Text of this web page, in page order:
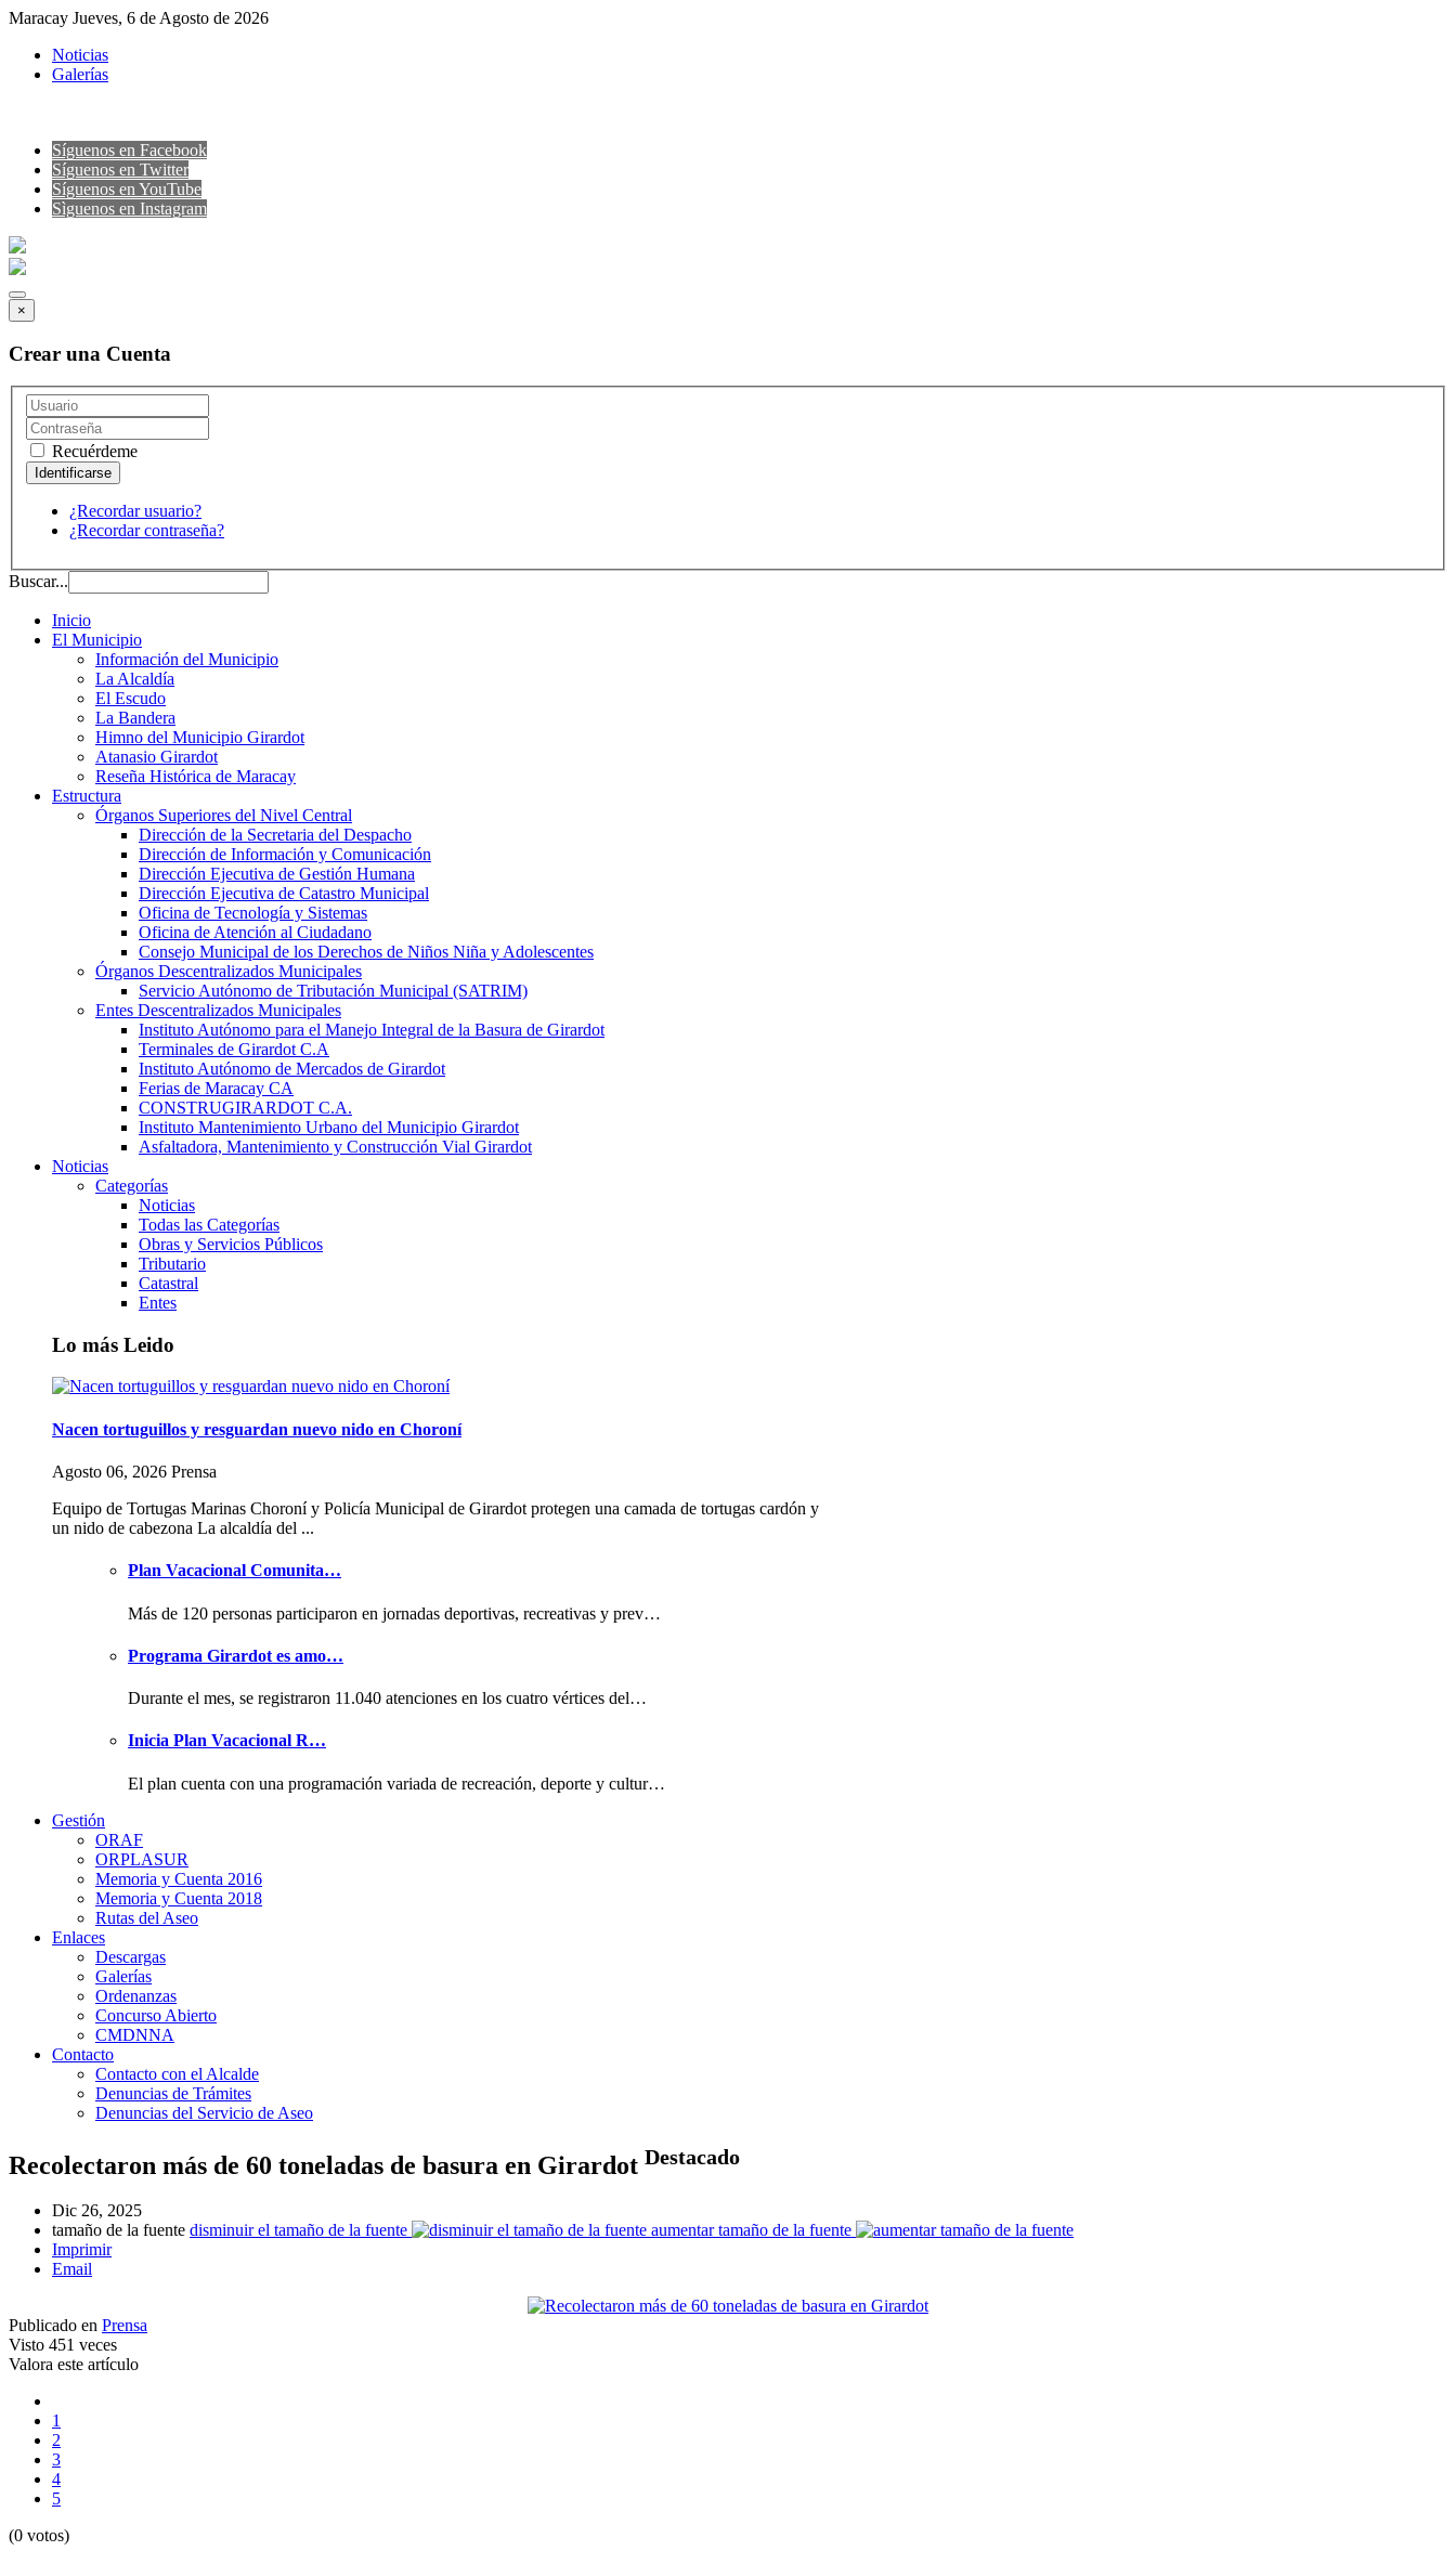
Maracay Jueves, 6 de Agosto de 2026
Noticias
Galerías
Síguenos en Facebook
Síguenos en Twitter
Síguenos en YouTube
Sìguenos en Instagram
×
Crear una Cuenta
Recuérdeme
¿Recordar usuario?
¿Recordar contraseña?
Buscar...
Inicio
El Municipio
Información del Municipio
La Alcaldía
El Escudo
La Bandera
Himno del Municipio Girardot
Atanasio Girardot
Reseña Histórica de Maracay
Estructura
Órganos Superiores del Nivel Central
Dirección de la Secretaria del Despacho
Dirección de Información y Comunicación
Dirección Ejecutiva de Gestión Humana
Dirección Ejecutiva de Catastro Municipal
Oficina de Tecnología y Sistemas
Oficina de Atención al Ciudadano
Consejo Municipal de los Derechos de Niños Niña y Adolescentes
Órganos Descentralizados Municipales
Servicio Autónomo de Tributación Municipal (SATRIM)
Entes Descentralizados Municipales
Instituto Autónomo para el Manejo Integral de la Basura de Girardot
Terminales de Girardot C.A
Instituto Autónomo de Mercados de Girardot
Ferias de Maracay CA
CONSTRUGIRARDOT C.A.
Instituto Mantenimiento Urbano del Municipio Girardot
Asfaltadora, Mantenimiento y Construcción Vial Girardot
Noticias
Categorías
Noticias
Todas las Categorías
Obras y Servicios Públicos
Tributario
Catastral
Entes
Lo más Leido
Nacen tortuguillos y resguardan nuevo nido en Choroní
Agosto 06, 2026 Prensa
Equipo de Tortugas Marinas Choroní y Policía Municipal de Girardot protegen una camada de tortugas cardón y
un nido de cabezona La alcaldía del ...
Plan Vacacional Comunita…
Más de 120 personas participaron en jornadas deportivas, recreativas y prev…
Programa Girardot es amo…
Durante el mes, se registraron 11.040 atenciones en los cuatro vértices del…
Inicia Plan Vacacional R…
El plan cuenta con una programación variada de recreación, deporte y cultur…
Gestión
ORAF
ORPLASUR
Memoria y Cuenta 2016
Memoria y Cuenta 2018
Rutas del Aseo
Enlaces
Descargas
Galerías
Ordenanzas
Concurso Abierto
CMDNNA
Contacto
Contacto con el Alcalde
Denuncias de Trámites
Denuncias del Servicio de Aseo
Recolectaron más de 60 toneladas de basura en Girardot Destacado
Dic 26, 2025
tamaño de la fuente disminuir el tamaño de la fuente
aumentar tamaño de la fuente
Imprimir
Email
Publicado en Prensa
Visto 451 veces
Valora este artículo
1
2
3
4
5
(0 votos)